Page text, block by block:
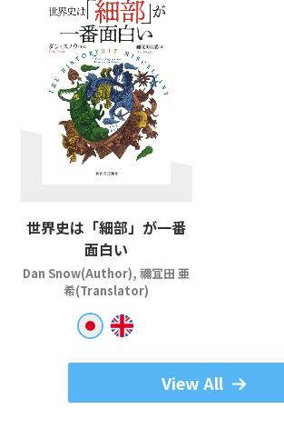
世界史は「細部」が一番
面白い
Dan Snow(Author), 禰冝田 亜
希(Translator)
View All